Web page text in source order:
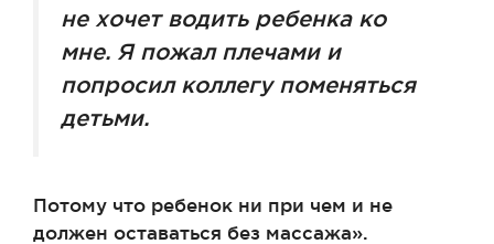
не хочет водить ребенка ко
мне. Я пожал плечами и
попросил коллегу поменяться
детьми.
Потому что ребенок ни при чем и не
должен оставаться без массажа».